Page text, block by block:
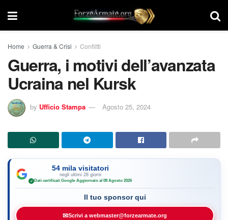
Home Guerra & Crisi Conflitti
Guerra, i motivi dell’avanzata
Ucraina nel Kursk
by Ufficio Stampa Agosto 25, 2024
54 mila visitatori
negli ultimi 28 giorni
✓ Dati certificati Google·Aggiornato al 08 Agosto 2026
Il tuo sponsor qui
✉Scrivi a webmaster@forzearmate.org